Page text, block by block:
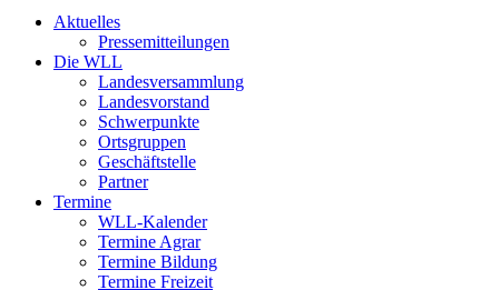
Aktuelles
Pressemitteilungen
Die WLL
Landesversammlung
Landesvorstand
Schwerpunkte
Ortsgruppen
Geschäftstelle
Partner
Termine
WLL-Kalender
Termine Agrar
Termine Bildung
Termine Freizeit